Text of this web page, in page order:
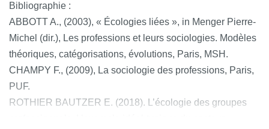
Bibliographie :
ABBOTT A., (2003), « Écologies liées », in Menger Pierre-
Michel (dir.), Les professions et leurs sociologies. Modèles
théoriques, catégorisations, évolutions, Paris, MSH.
CHAMPY F., (2009), La sociologie des professions, Paris,
PUF.
ROTHIER BAUTZER E. (2018). L’écologie des groupes